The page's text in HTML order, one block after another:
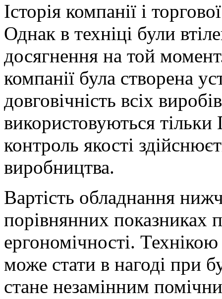
Історія компанії і
Однак в техніці були
досягнення на той
компанії була створена
довговічність всіх
використовуються тільки
контроль якості
виробництва.
Вартість обладнання
порівнянних показниках
ергономічності.
може стати в нагоді при
стане незамінним